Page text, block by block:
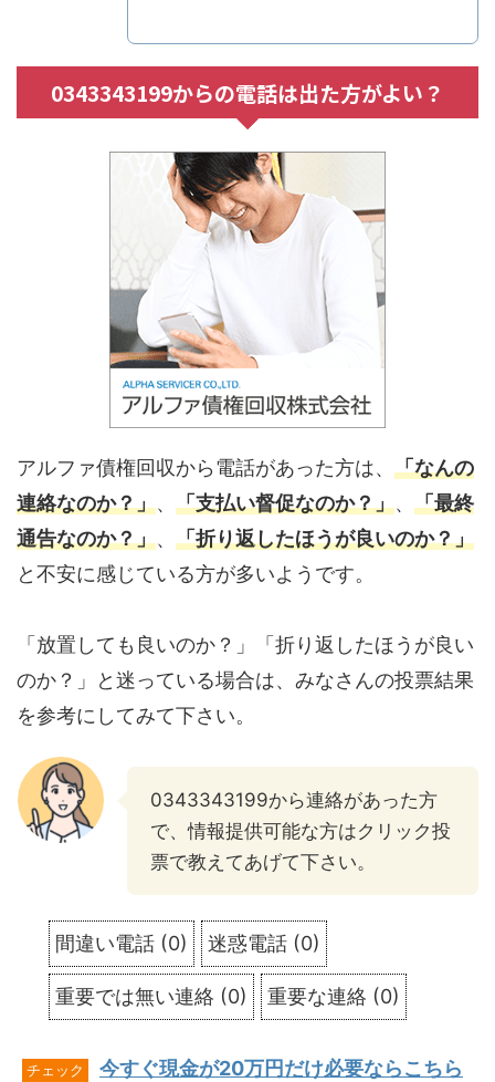
0343343199からの電話は出た方がよい？
アルファ債権回収から電話があった方は、 「なんの
連絡なのか？」、 「支払い督促なのか？」、 「最終
通告なのか？」、 「折り返したほうが良いのか？」
と不安に感じている方が多いようです。
「放置しても良いのか？」「折り返したほうが良い
のか？」と迷っている場合は、みなさんの投票結果
を参考にしてみて下さい。
0343343199から連絡があった方
で、情報提供可能な方はクリック投
票で教えてあげて下さい。
間違い電話 (0) 迷惑電話 (0)
重要では無い連絡 (0) 重要な連絡 (0)
チェック 今すぐ現金が20万円だけ必要ならこちら